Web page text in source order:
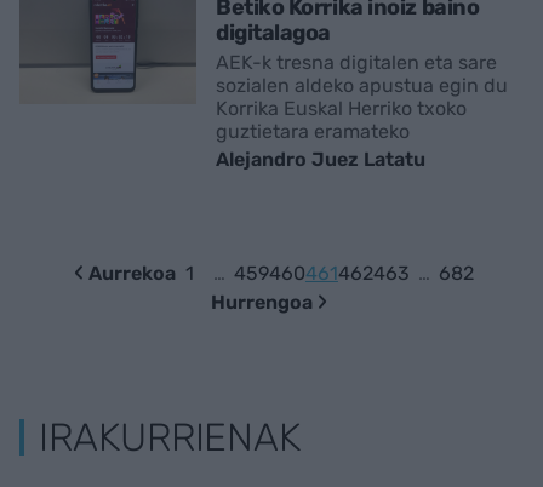
Betiko Korrika inoiz baino
digitalagoa
AEK-k tresna digitalen eta sare
sozialen aldeko apustua egin du
Korrika Euskal Herriko txoko
guztietara eramateko
Alejandro Juez Latatu
Aurrekoa 1 … 459460461462463 … 682
Hurrengoa
IRAKURRIENAK